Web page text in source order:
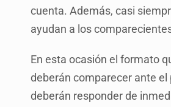
cuenta. Además, casi
ayudan a los
En esta ocasión el formato
deberán comparecer ante
deberán responder de